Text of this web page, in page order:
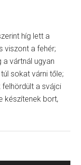
híg lett a
viszont a fehér;
a vártnál ugyan
sokat várni tőle;
a svájci
készítenek bort,